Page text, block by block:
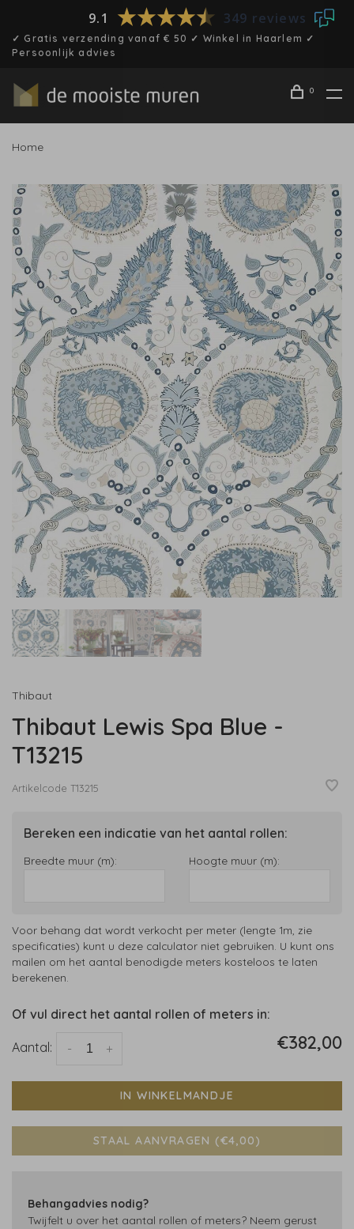
9.1 349 reviews
✓ Gratis verzending vanaf € 50 ✓ Winkel in Haarlem ✓
Persoonlijk advies
0
Home
Thibaut
Thibaut Lewis Spa Blue -
T13215
Artikelcode T13215
Bereken een indicatie van het aantal rollen:
Breedte muur (m): Hoogte muur (m):
Voor behang dat wordt verkocht per meter (lengte 1m, zie
specificaties) kunt u deze calculator niet gebruiken. U kunt ons
mailen om het aantal benodigde meters kosteloos te laten
berekenen.
Of vul direct het aantal rollen of meters in:
Aantal: +
- €382,00
IN WINKELMANDJE
STAAL AANVRAGEN (€4,00)
Behangadvies nodig?
Twijfelt u over het aantal rollen of meters? Neem gerust